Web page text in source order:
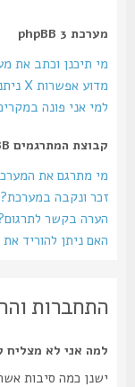
מערכת phpBB 3
מי תיכנן וכתב את
מדוע אפשרות X ניתנת?
למי אני פונה במקרים
קבוצת המתרגמים phpBB הישראלי
מי מתרגם את המערכת
זכר ונקבה במערכת?
הערה בקשר לתרגום?
האם ניתן להוריד את
התחברות
למה אני לא מצליח
ישנן כמה סיבות אשר